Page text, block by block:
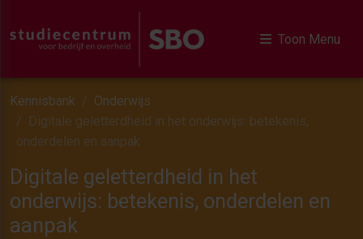
Toon Menu
Kennisbank
Onderwijs
Digitale geletterdheid in het onderwijs: betekenis,
onderdelen en aanpak
Digitale geletterdheid in het
onderwijs: betekenis, onderdelen en
aanpak